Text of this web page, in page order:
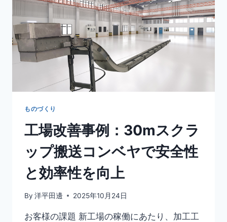
ものづくり
工場改善事例：30mスクラ
ップ搬送コンベヤで安全性
と効率性を向上
By 洋平田邊 2025年10月24日
お客様の課題 新工場の稼働にあたり、加工工